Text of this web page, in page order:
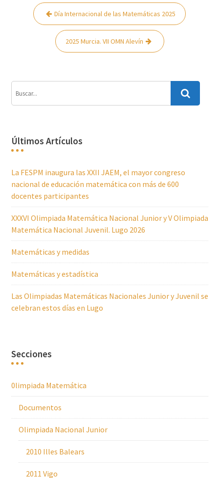
Navegación
entradas
Día Internacional de las Matemáticas 2025
2025 Murcia. VII OMN Alevín
Últimos Artículos
La FESPM inaugura las XXII JAEM, el mayor congreso
nacional de educación matemática con más de 600
docentes participantes
XXXVI Olimpiada Matemática Nacional Junior y V Olimpiada
Matemática Nacional Juvenil. Lugo 2026
Matemáticas y medidas
Matemáticas y estadística
Las Olimpiadas Matemáticas Nacionales Junior y Juvenil se
celebran estos días en Lugo
Secciones
0limpiada Matemática
Documentos
Olimpiada Nacional Junior
2010 Illes Balears
2011 Vigo